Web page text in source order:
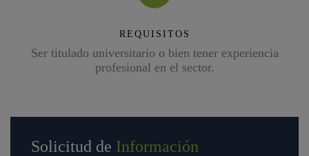
REQUISITOS
Ser titulado universitario o bien tener experiencia
profesional en el sector.
Solicitud de Información